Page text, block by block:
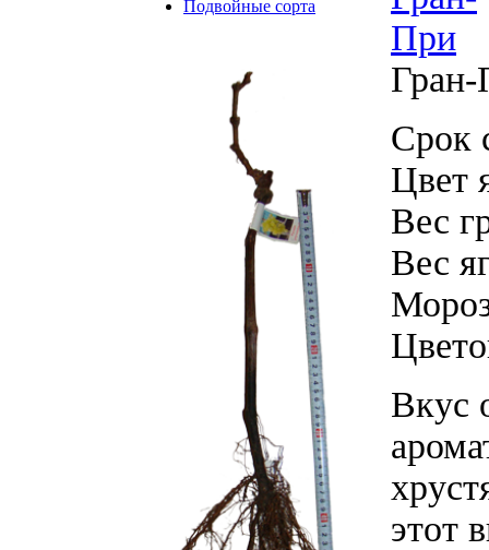
Подвойные сорта
Срок
Цвет
Вес
Вес
Вкус
этот